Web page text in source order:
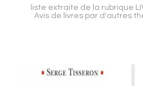
liste extraite de la rubrique
Avis de livres par d'autres